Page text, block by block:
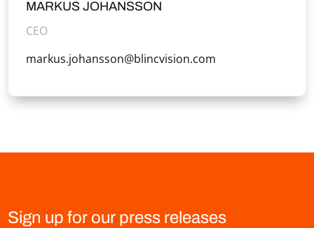
MARKUS JOHANSSON
CEO
markus.johansson@blincvision.com
Sign up for our press releases